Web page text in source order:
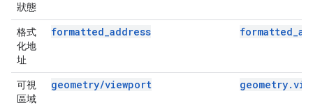
狀態
格式
化地
址
formatted_address
可視
區域
geometry/viewport